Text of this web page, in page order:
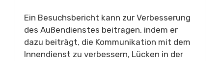
Ein Besuchsbericht kann zur Verbesserung
des Außendienstes beitragen, indem er
dazu beiträgt, die Kommunikation mit dem
Innendienst zu verbessern, Lücken in der